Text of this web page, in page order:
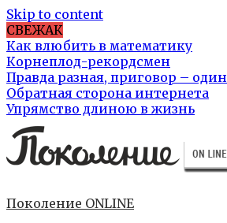
Skip to content
СВЕЖАК
Как влюбить в математику
Корнеплод-рекордсмен
Правда разная, приговор – один
Обратная сторона интернета
Упрямство длиною в жизнь
Поколение ONLINE